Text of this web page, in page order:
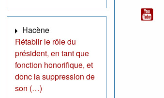
Hacène
Rétablir le rôle du
président, en tant que
fonction honorifique, et
donc la suppression de
son (…)